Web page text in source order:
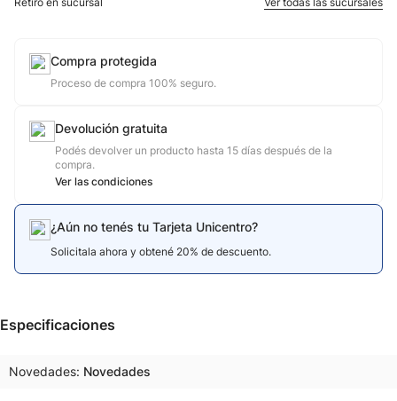
Compra protegida
Proceso de compra 100% seguro.
Devolución gratuita
Podés devolver un producto hasta 15 días después de la
compra.
Ver las condiciones
¿Aún no tenés tu Tarjeta Unicentro?
Solicitala ahora y obtené 20% de descuento.
Especificaciones
Novedades Novedades